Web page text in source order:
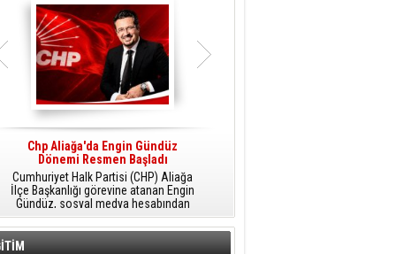
Chp Aliağa'da Engin Gündüz
Dönemi Resmen Başladı
Cumhuriyet Halk Partisi (CHP) Aliağa
İlçe Başkanlığı görevine atanan Engin
Gündüz, sosyal medya hesabından
yaptığı açıklamayla yeni döneme
ilişkin mesajlar verdi.
partililerin ve teşkilat mensuplarının
katılımıyla Aliağa Belediyesi Meclis